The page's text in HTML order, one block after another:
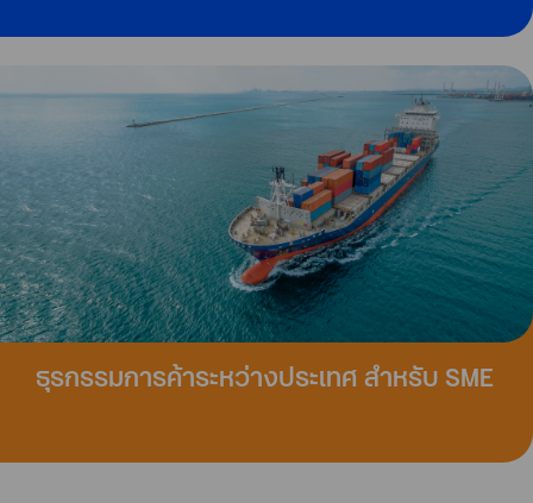
ธุรกรรมการค้าระหว่างประเทศ สำหรับ SME